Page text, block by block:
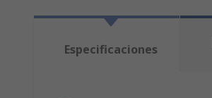
Especificaciones